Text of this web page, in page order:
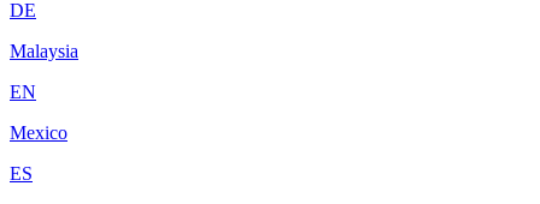
DE
Malaysia
EN
Mexico
ES